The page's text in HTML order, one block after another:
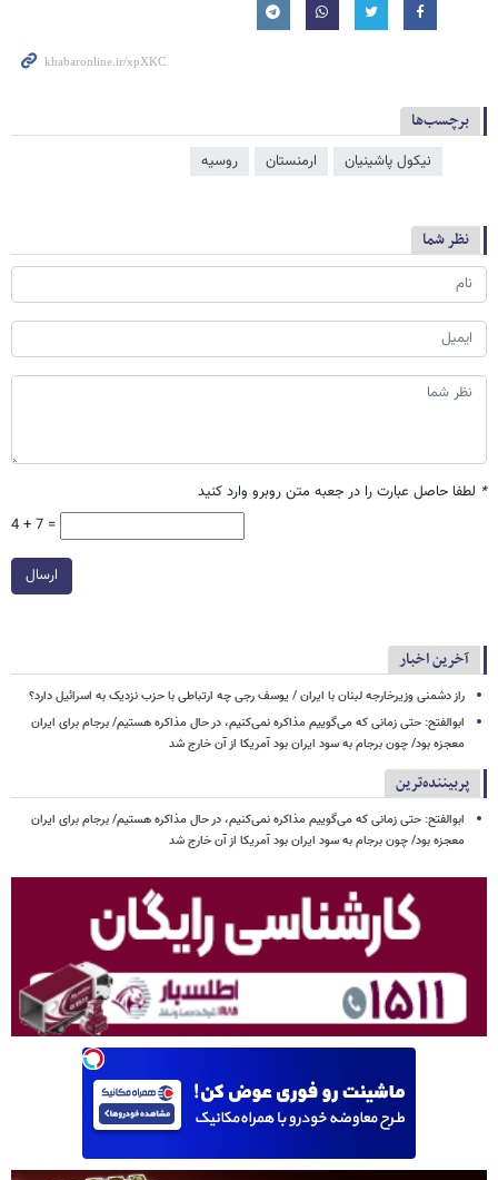
برچسب‌ها
نیکول پاشینیان ارمنستان روسیه
نظر شما
* لطفا حاصل عبارت را در جعبه متن روبرو وارد کنید
4 + 7 =
ارسال
آخرین اخبار
راز دشمنی وزیرخارجه لبنان با ایران / یوسف رجی چه ارتباطی با حزب نزدیک به اسرائیل دارد؟
ابوالفتح: حتی زمانی که می‌گوییم مذاکره نمی‌کنیم، در حال مذاکره هستیم/ برجام برای ایران
معجزه بود/ چون برجام به سود ایران بود آمریکا از آن خارج شد
پربیننده‌ترین
ابوالفتح: حتی زمانی که می‌گوییم مذاکره نمی‌کنیم، در حال مذاکره هستیم/ برجام برای ایران
معجزه بود/ چون برجام به سود ایران بود آمریکا از آن خارج شد